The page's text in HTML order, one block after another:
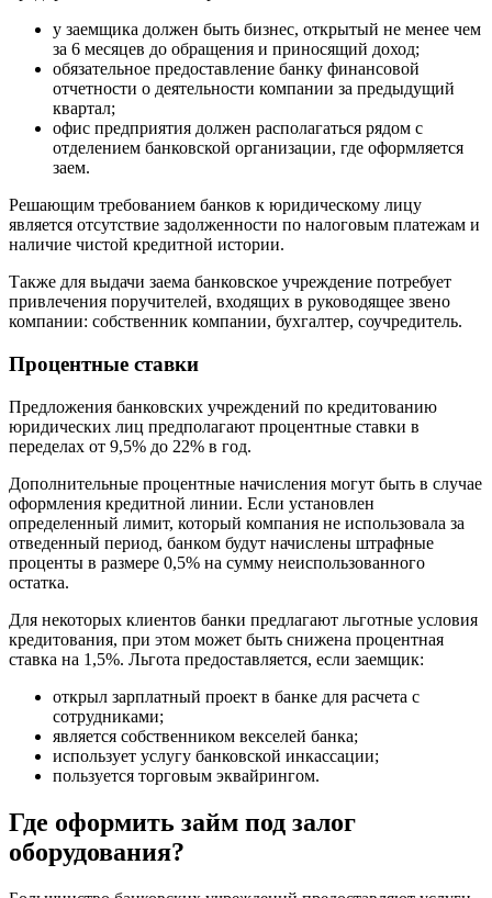
у заемщика должен быть бизнес, открытый не менее чем
за 6 месяцев до обращения и приносящий доход;
обязательное предоставление банку финансовой
отчетности о деятельности компании за предыдущий
квартал;
офис предприятия должен располагаться рядом с
отделением банковской организации, где оформляется
заем.
Решающим требованием банков к юридическому лицу
является отсутствие задолженности по налоговым платежам и
наличие чистой кредитной истории.
Также для выдачи заема банковское учреждение потребует
привлечения поручителей, входящих в руководящее звено
компании: собственник компании, бухгалтер, соучредитель.
Процентные ставки
Предложения банковских учреждений по кредитованию
юридических лиц предполагают процентные ставки в
переделах от 9,5% до 22% в год.
Дополнительные процентные начисления могут быть в случае
оформления кредитной линии. Если установлен
определенный лимит, который компания не использовала за
отведенный период, банком будут начислены штрафные
проценты в размере 0,5% на сумму неиспользованного
остатка.
Для некоторых клиентов банки предлагают льготные условия
кредитования, при этом может быть снижена процентная
ставка на 1,5%. Льгота предоставляется, если заемщик:
открыл зарплатный проект в банке для расчета с
сотрудниками;
является собственником векселей банка;
использует услугу банковской инкассации;
пользуется торговым эквайрингом.
Где оформить займ под залог
оборудования?